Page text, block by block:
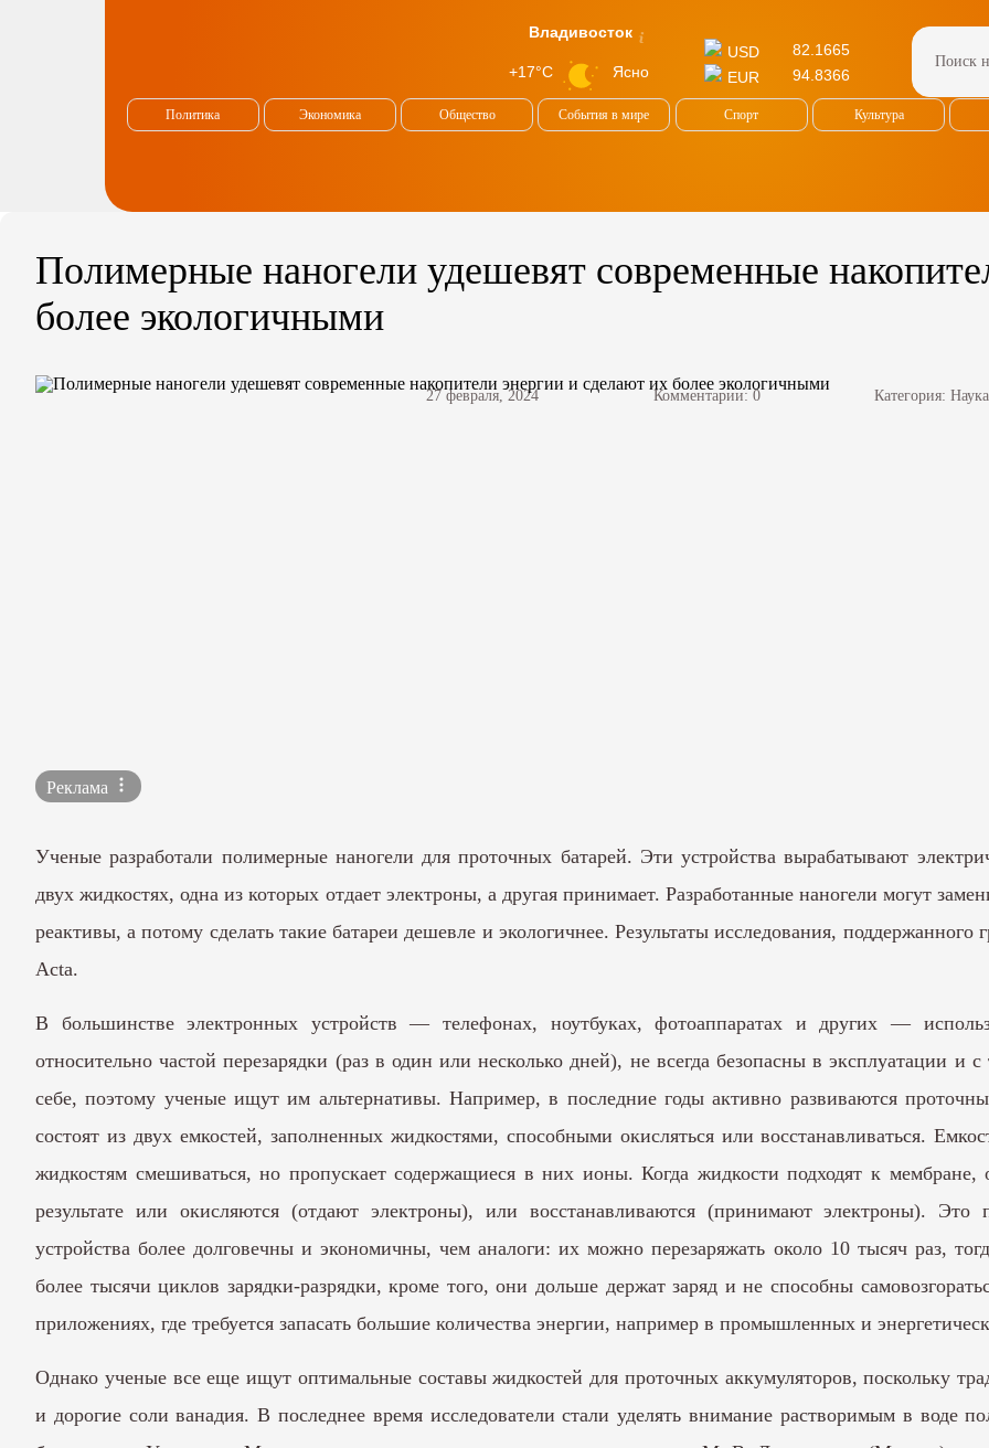
Владивосток
+17°C Ясно
USD
82.1665
EUR
94.8366
Политика Экономика Общество События в мире Спорт Культура
Полимерные наногели удешевят современные
более экологичными
27 февраля, 2024 Комментарии: 0 Категория:
Реклама
Ученые разработали полимерные наногели для проточных батарей. Эти устройства вырабатывают
двух жидкостях, одна из которых отдает электроны, а другая принимает. Разработанные наногели могут
реактивы, а потому сделать такие батареи дешевле и экологичнее. Результаты исследования,
Acta.
В большинстве электронных устройств — телефонах, ноутбуках, фотоаппаратах и других —
относительно частой перезарядки (раз в один или несколько дней), не всегда безопасны в эксплуатации и
себе, поэтому ученые ищут им альтернативы. Например, в последние годы активно развиваются
состоят из двух емкостей, заполненных жидкостями, способными окисляться или восстанавливаться.
жидкостям смешиваться, но пропускает содержащиеся в них ионы. Когда жидкости подходят к
результате или окисляются (отдают электроны), или восстанавливаются (принимают электроны). Это
устройства более долговечны и экономичны, чем аналоги: их можно перезаряжать около 10 тысяч раз,
более тысячи циклов зарядки-разрядки, кроме того, они дольше держат заряд и не способны
приложениях, где требуется запасать большие количества энергии, например в промышленных и
Однако ученые все еще ищут оптимальные составы жидкостей для проточных аккумуляторов, поскольку
и дорогие соли ванадия. В последнее время исследователи стали уделять внимание растворимым в воде